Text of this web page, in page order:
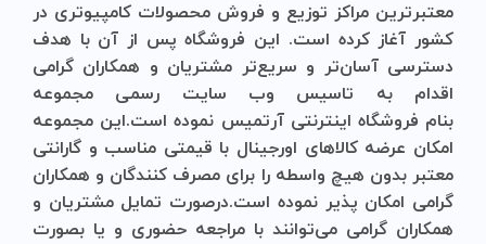
معتبرترین مراکز توزیع و فروش محصولات کامپیوتری در
کشور آغاز کرده است. این فروشگاه پس از آن با هدف
دسترسی آسان‌تر و سریع‌تر مشتریان و همکاران گرامی
اقدام به تاسیس وب سایت رسمی مجموعه
بنام فروشگاه اینترنتی آرتمیس نموده است.این مجموعه
امکان عرضه کالاهای اورجینال با قیمتی مناسب و گارانتی
معتبر بدون هیچ واسطه را برای مصرف کنندگان و همکاران
گرامی امکان پذیر نموده است.درصورت تمایل مشتریان و
همکاران گرامی می‌توانند با مراجعه حضوری و یا بصورت